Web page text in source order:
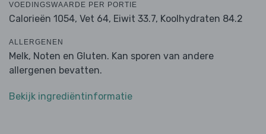
VOEDINGSWAARDE PER PORTIE
Calorieën 1054, Vet 64, Eiwit 33.7, Koolhydraten 84.2
ALLERGENEN
Melk, Noten en Gluten. Kan sporen van andere
allergenen bevatten.
Bekijk ingrediëntinformatie